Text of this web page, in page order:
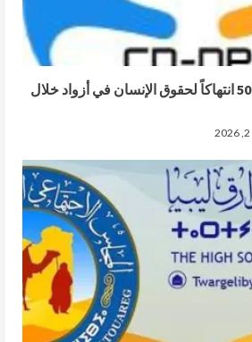
أزواد : ” التجمع ” يوثق 50 انتهاكاً لحقوق الإنسان في أزواد خلال